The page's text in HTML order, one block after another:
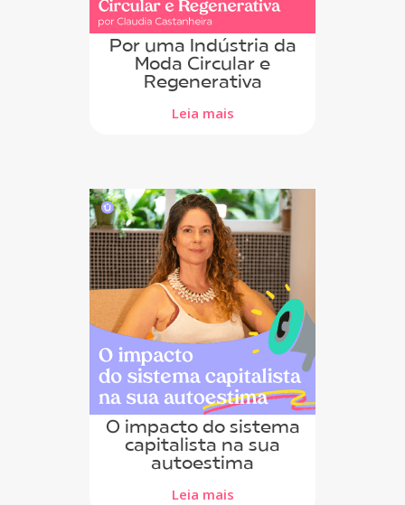
Por uma Indústria da
Moda Circular e
Regenerativa
Leia mais
O impacto do sistema
capitalista na sua
autoestima
Leia mais